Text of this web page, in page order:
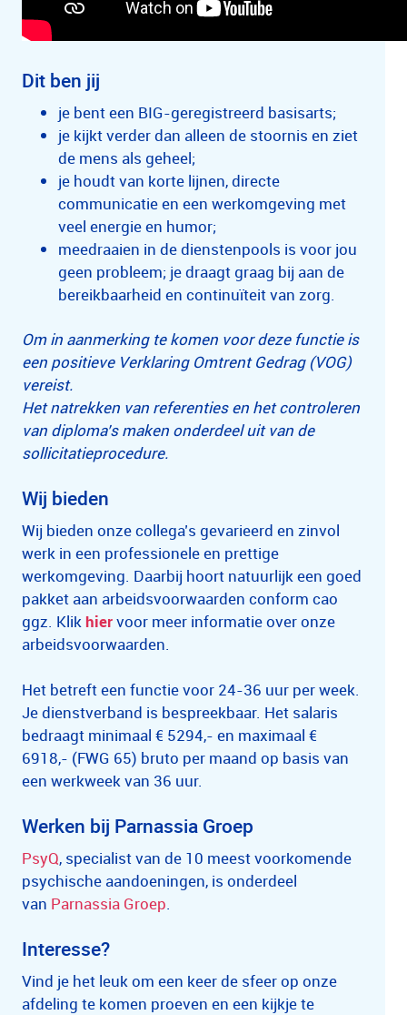
Dit ben jij
je bent een BIG-geregistreerd basisarts;
je kijkt verder dan alleen de stoornis en ziet
de mens als geheel;
je houdt van korte lijnen, directe
communicatie en een werkomgeving met
veel energie en humor;
meedraaien in de dienstenpools is voor jou
geen probleem; je draagt graag bij aan de
bereikbaarheid en continuïteit van zorg.
Om in aanmerking te komen voor deze functie is
een positieve Verklaring Omtrent Gedrag (VOG)
vereist.
Het natrekken van referenties en het controleren
van diploma’s maken onderdeel uit van de
sollicitatieprocedure.
Wij bieden
Wij bieden onze collega’s gevarieerd en zinvol
werk in een professionele en prettige
werkomgeving. Daarbij hoort natuurlijk een goed
pakket aan arbeidsvoorwaarden conform cao
ggz. Klikhiervoor meer informatie over onze
arbeidsvoorwaarden.
Het betreft een functie voor 24-36 uur per week.
Je dienstverband is bespreekbaar. Het salaris
bedraagt minimaal € 5294,- en maximaal €
6918,- (FWG 65) bruto per maand op basis van
een werkweek van 36 uur.
Werken bij Parnassia Groep
PsyQ, specialist van de 10 meest voorkomende
psychische aandoeningen, is onderdeel
van Parnassia Groep.
Interesse?
Vind je het leuk om een keer de sfeer op onze
afdeling te komen proeven en een kijkje te